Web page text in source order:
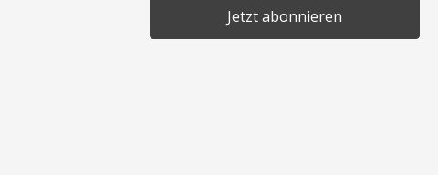
Jetzt abonnieren